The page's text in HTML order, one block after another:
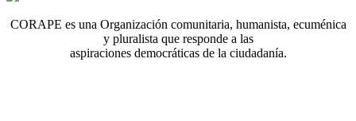
CORAPE es una Organización comunitaria, humanista, ecuménica
y pluralista que responde a las
aspiraciones democráticas de la ciudadanía.